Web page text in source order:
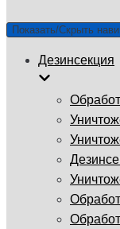
Показать/Скрыть
Дезинсекция